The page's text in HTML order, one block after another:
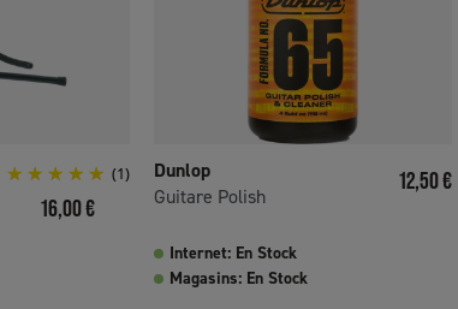
(1)
Prix
16,00 €
Dunlop
Guitare Polish
Prix
12,50 €
Internet: En Stock
Magasins: En Stock